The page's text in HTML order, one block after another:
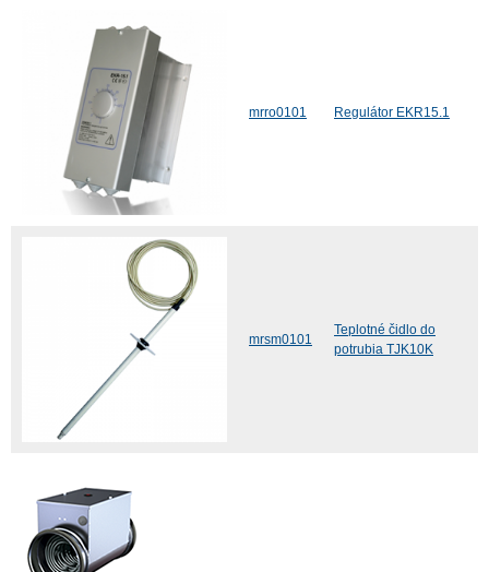
mrro0101 Regulátor EKR15.1
mrsm0101
Teplotné čidlo do
potrubia TJK10K